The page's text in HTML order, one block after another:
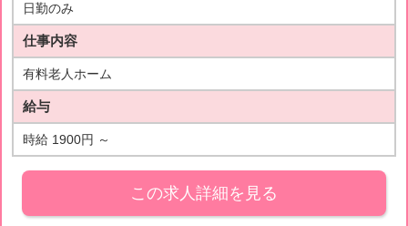
日勤のみ
仕事内容
有料老人ホーム
給与
時給 1900円 ～
この求人詳細を見る